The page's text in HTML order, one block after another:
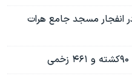
دست کم ۷ نفر در انفجار مسجد جامع هرات